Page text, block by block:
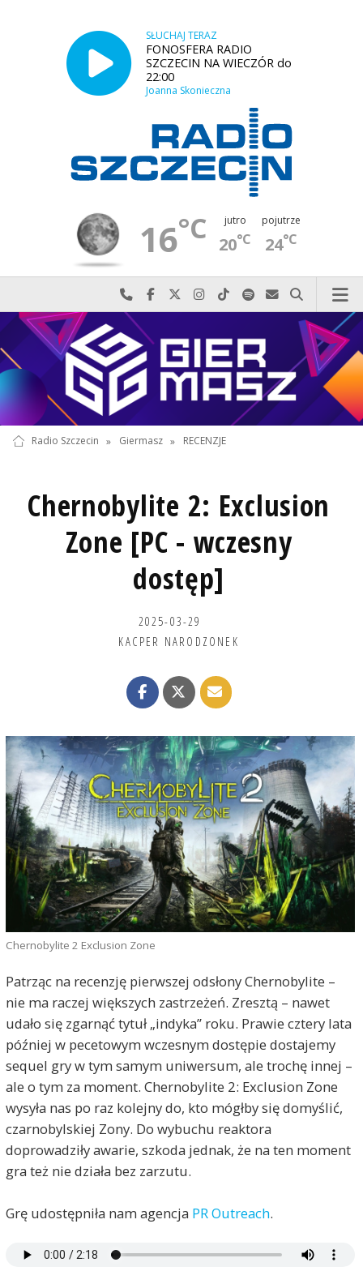
SŁUCHAJ TERAZ
FONOSFERA RADIO
SZCZECIN NA WIECZÓR do
22:00
Joanna Skonieczna
16°C jutro
20°C
pojutrze
24°C
Najlepiej po prostu do nas zadzwoń
Odwiedź nas na Facebook-u
Odwiedź nas na X
Odwiedź nas na Instagram-ie
Odwiedź nas na TikTok-u
Szukaj nas na Spotify
Wyślij do nas
Szukaj
Radio Szczecin » Giermasz » RECENZJE
Chernobylite 2: Exclusion
Zone [PC - wczesny
dostęp]
2025-03-29
KACPER NARODZONEK
Chernobylite 2 Exclusion Zone
Patrząc na recenzję pierwszej odsłony Chernobylite –
nie ma raczej większych zastrzeżeń. Zresztą – nawet
udało się zgarnąć tytuł „indyka” roku. Prawie cztery lata
później w pecetowym wczesnym dostępie dostajemy
sequel gry w tym samym uniwersum, ale trochę innej –
ale o tym za moment. Chernobylite 2: Exclusion Zone
wysyła nas po raz kolejny do, kto mógłby się domyślić,
czarnobylskiej Zony. Do wybuchu reaktora
doprowadziły awarie, szkoda jednak, że na ten moment
gra też nie działa bez zarzutu.
Grę udostępniła nam agencja PR Outreach.